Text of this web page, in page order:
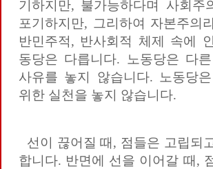
기하지만, 불가능하다며 사회주
포기하지만, 그리하여 자본주의
반민주적, 반사회적 체제 속에
동당은 다릅니다. 노동당은 다
사유를 놓지 않습니다. 노동당
위한 실천을 놓지 않습니다.
선이 끊어질 때, 점들은 고립되
합니다. 반면에 선을 이어갈 때,